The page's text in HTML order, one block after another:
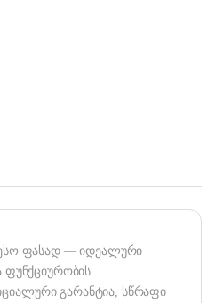
ფასად — იდეალური
ფუნქციურობის
გარანტია, სწრაფი